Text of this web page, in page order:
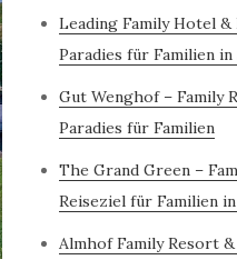
Leading Family Hotel
Paradies für Familien in
Gut Wenghof – Family
Paradies für Familien
The Grand Green –
Reiseziel für Familien
Almhof Family Resort